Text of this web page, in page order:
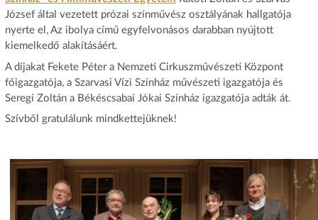
József által vezetett prózai színművész osztályának hallgatója
nyerte el, Az ibolya című egyfelvonásos darabban nyújtott
kiemelkedő alakításáért.
A díjakat Fekete Péter a Nemzeti Cirkuszművészeti Központ
főigazgatója, a Szarvasi Vízi Színház művészeti igazgatója és
Seregi Zoltán a Békéscsabai Jókai Színház igazgatója adták át.
Szívből gratulálunk mindkettejüknek!